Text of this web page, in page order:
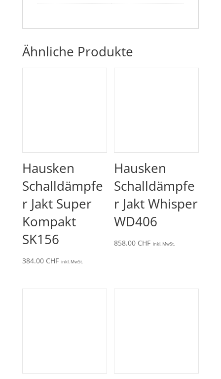
Ähnliche Produkte
Hausken
Schalldämpfe
r Jakt Super
Kompakt
SK156
384.00 CHF inkl. MwSt.
Hausken
Schalldämpfe
r Jakt Whisper
WD406
858.00 CHF inkl. MwSt.